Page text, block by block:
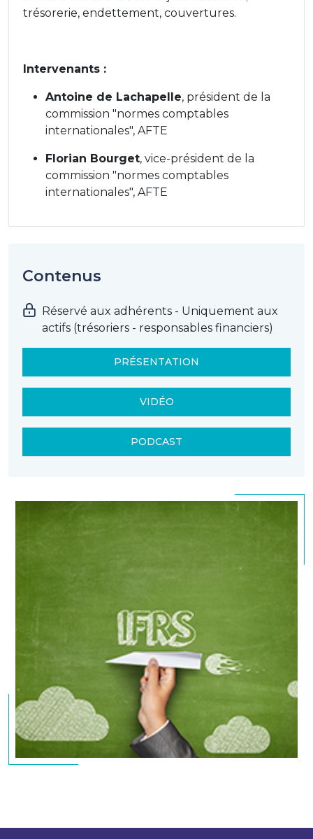
trésorerie, endettement, couvertures.
Intervenants :
Antoine de Lachapelle, président de la
commission "normes comptables
internationales", AFTE
Florian Bourget, vice-président de la
commission "normes comptables
internationales", AFTE
Contenus
Réservé aux adhérents - Uniquement aux
actifs (trésoriers - responsables financiers)
PRÉSENTATION
VIDÉO
PODCAST